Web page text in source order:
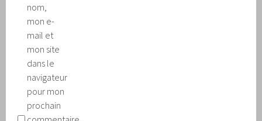
nom,
mon e-
mail et
mon site
dans le
navigateur
pour mon
prochain